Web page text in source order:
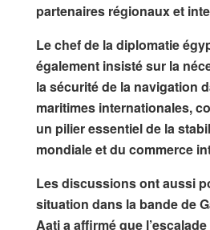
partenaires régionaux et
Le chef de la diplomatie
également insisté sur la
la sécurité de la navigation
maritimes internationales,
un pilier essentiel de la
mondiale et du commerce
Les discussions ont aussi
situation dans la bande de
Aatia affirmé que